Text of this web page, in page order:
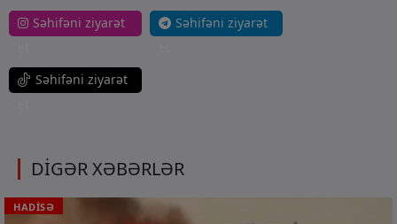
Səhifəni ziyarət
Səhifəni ziyarət
Səhifəni ziyarət
DİGƏR XƏBƏRLƏR
HADİSƏ